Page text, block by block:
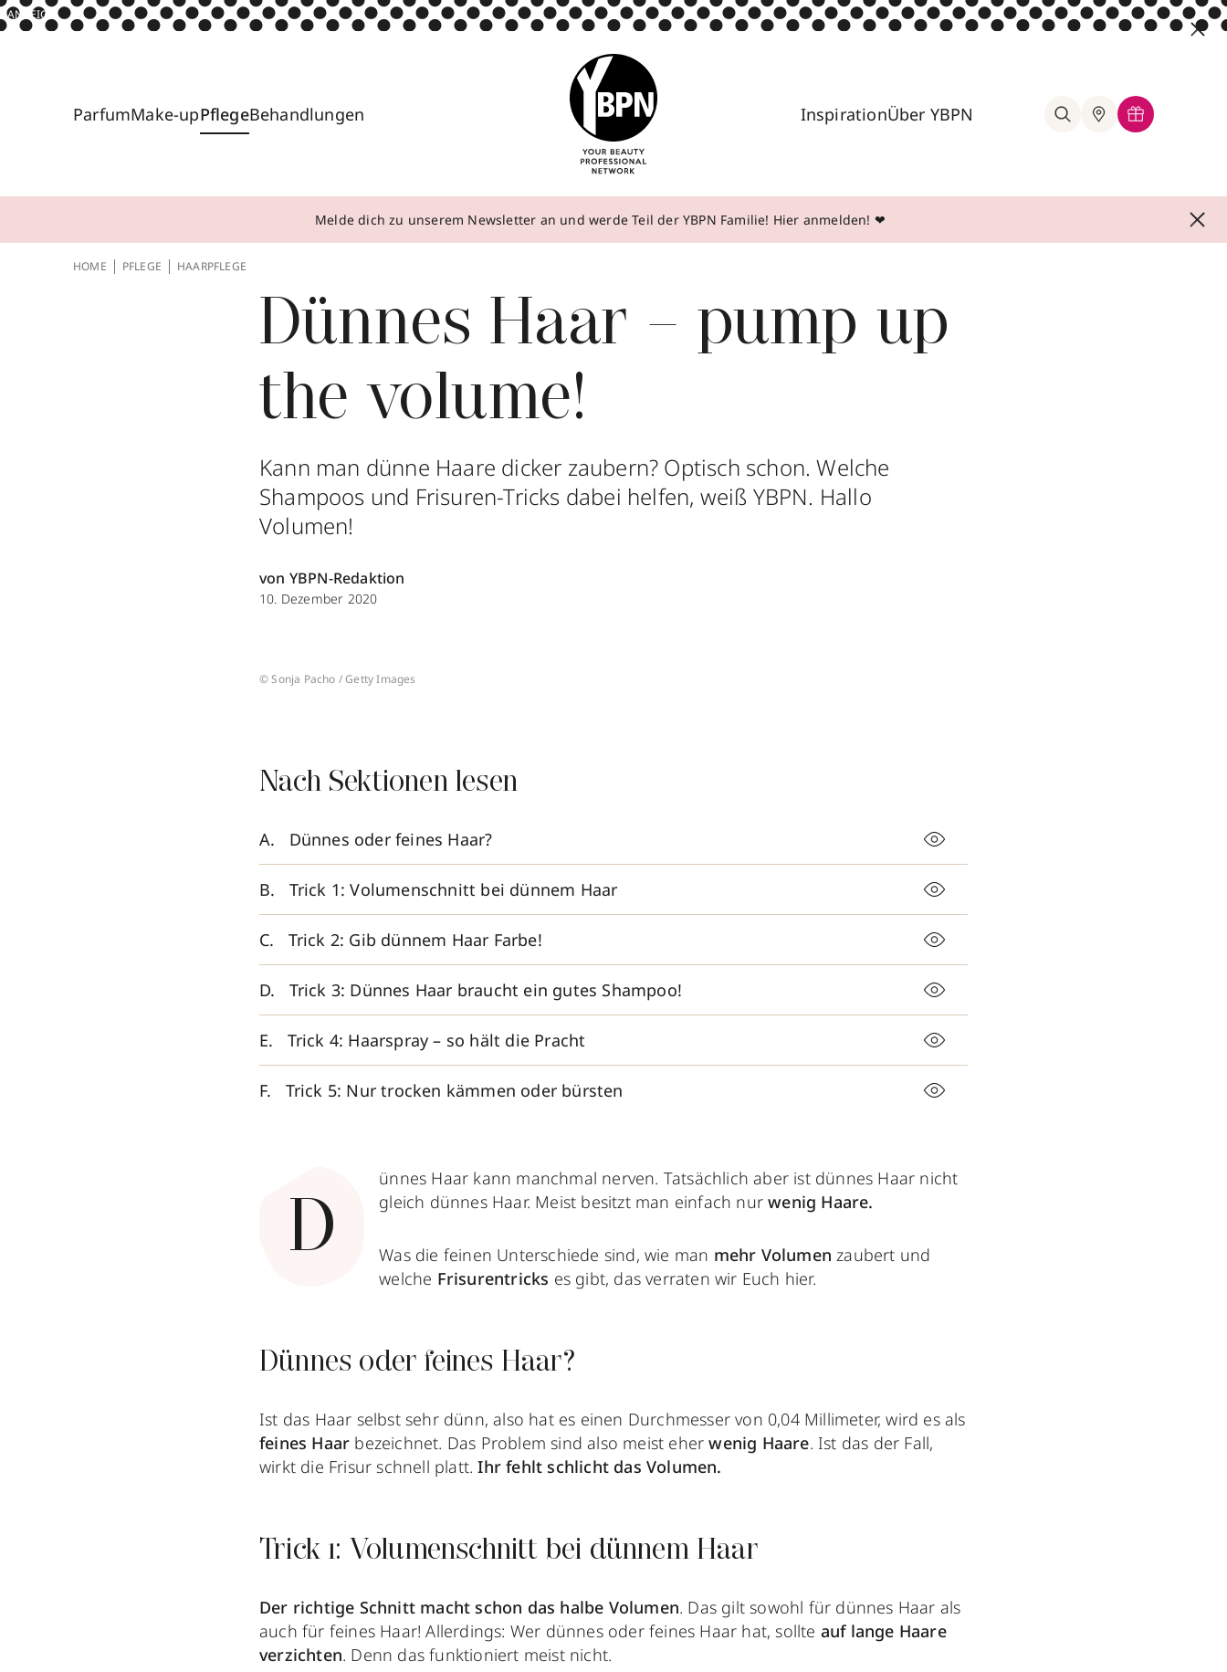
ANZEIGE
ParfumMake-upPflegeBehandlungen InspirationÜber YBPN
Melde dich zu unserem Newsletter an und werde Teil der YBPN Familie! Hier anmelden! ❤
HOME PFLEGE HAARPFLEGE
Dünnes Haar – pump up
the volume!
Kann man dünne Haare dicker zaubern? Optisch schon. Welche
Shampoos und Frisuren-Tricks dabei helfen, weiß YBPN. Hallo
Volumen!
von YBPN-Redaktion
10. Dezember 2020
© Sonja Pacho / Getty Images
Nach Sektionen lesen
Dünnes oder feines Haar?
Trick 1: Volumenschnitt bei dünnem Haar
Trick 2: Gib dünnem Haar Farbe!
Trick 3: Dünnes Haar braucht ein gutes Shampoo!
Trick 4: Haarspray – so hält die Pracht
Trick 5: Nur trocken kämmen oder bürsten
D
ünnes Haar kann manchmal nerven. Tatsächlich aber ist dünnes Haar nicht
gleich dünnes Haar. Meist besitzt man einfach nurwenig Haare.
Was die feinen Unterschiede sind, wie man mehr Volumen zaubert und
welche Frisurentricks es gibt, das verraten wir Euch hier.
Dünnes oder feines Haar?
Ist das Haar selbst sehr dünn, also hat es einen Durchmesser von 0,04 Millimeter, wird es als
feines Haar bezeichnet. Das Problem sind also meist eherwenig Haare. Ist das der Fall,
wirkt die Frisur schnell platt.Ihr fehlt schlicht das Volumen.
Trick 1: Volumenschnitt bei dünnem Haar
Der richtige Schnitt macht schon das halbe Volumen. Das gilt sowohl für dünnes Haar als
auch für feines Haar! Allerdings: Wer dünnes oder feines Haar hat, sollte auf lange Haare
verzichten. Denn das funktioniert meist nicht.